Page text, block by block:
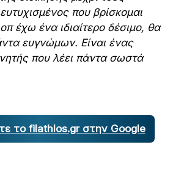
που βρίσκομαι
έχω ένα ιδιαίτερο δέσιμο, θα
ευγνώμων. Είναι ένας
που λέει πάντα σωστά
το filathlos.gr στην Google